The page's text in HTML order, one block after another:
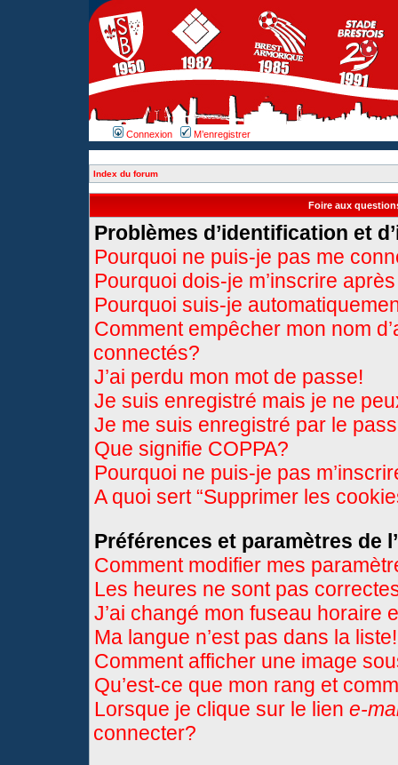
Connexion M’enregistrer
Index du forum
Foire aux
Problèmes d’identification et
Pourquoi ne puis-je pas me
Pourquoi dois-je m’inscrire
Pourquoi suis-je
Comment empêcher mon nom
connectés?
J’ai perdu mon mot de passe!
Je suis enregistré mais je ne
Je me suis enregistré par le
Que signifie COPPA?
Pourquoi ne puis-je pas
A quoi sert “Supprimer les
Préférences et paramètres de
Comment modifier mes
Les heures ne sont pas
J’ai changé mon fuseau horaire
Ma langue n’est pas dans la liste!
Comment afficher une image
Qu’est-ce que mon rang et
Lorsque je clique sur le lien e-
connecter?